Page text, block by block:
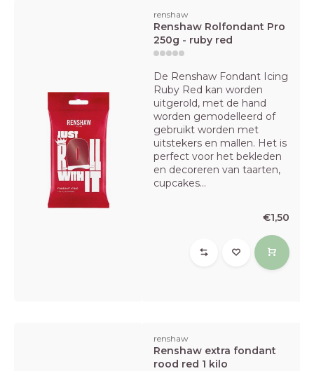
renshaw
Renshaw Rolfondant Pro
250g - ruby red
De Renshaw Fondant Icing
Ruby Red kan worden
uitgerold, met de hand
worden gemodelleerd of
gebruikt worden met
uitstekers en mallen. Het is
perfect voor het bekleden
en decoreren van taarten,
cupcakes...
€1,50
renshaw
Renshaw extra fondant
rood red 1 kilo